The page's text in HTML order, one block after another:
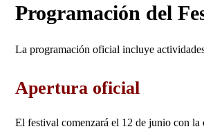
Programación del
La programación oficial incluye
Apertura oficial
El festival comenzará el 12 de junio con la